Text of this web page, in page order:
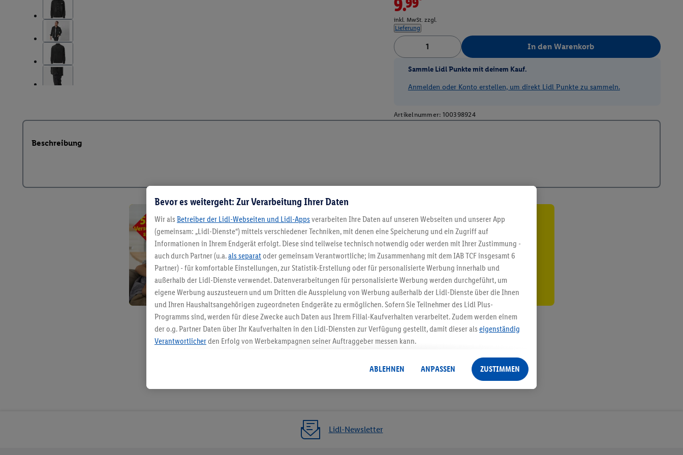
9.99*
inkl. MwSt. zzgl.
Lieferung
In den Warenkorb
Sammle Lidl Punkte mit deinem Kauf.
Anmelden oder Konto erstellen, um direkt Lidl Punkte zu sammeln.
Artikelnummer: 100398924
Beschreibung
5.95 € Versand sparen³²ᵃ
Jetzt zum Newsletter anmelden
Gutschein sichern!
Lidl-Newsletter
Bevor es weitergeht: Zur Verarbeitung Ihrer Daten
Wir als Betreiber der Lidl-Webseiten und Lidl-Apps verarbeiten Ihre Daten auf unseren Webseiten und unserer App
(gemeinsam: „Lidl-Dienste“) mittels verschiedener Techniken, mit denen eine Speicherung und ein Zugriff auf
Informationen in Ihrem Endgerät erfolgt. Diese sind teilweise technisch notwendig oder werden mit Ihrer Zustimmung -
auch durch Partner (u.a.als separat oder gemeinsam Verantwortliche; im Zusammenhang mit dem IAB TCF insgesamt 6
Partner) - für komfortable Einstellungen, zur Statistik-Erstellung oder für personalisierte Werbung innerhalb und
außerhalb der Lidl-Dienste verwendet. Datenverarbeitungen für personalisierte Werbung werden durchgeführt, um
eigene Werbung auszusteuern und um Dritten die Ausspielung von Werbung außerhalb der Lidl-Dienste über die Ihnen
und Ihren Haushaltsangehörigen zugeordneten Endgeräte zu ermöglichen. Sofern Sie Teilnehmer des Lidl Plus-
Programms sind, werden für diese Zwecke auch Daten aus Ihrem Filial-Kaufverhalten verarbeitet. Zudem werden einem
der o.g. Partner Daten über Ihr Kaufverhalten in den Lidl-Diensten zur Verfügung gestellt, damit dieser als eigenständig
Verantwortlicherden Erfolg von Werbekampagnen seiner Auftraggeber messen kann.
angereicherten Profilen. Dies umfasst die Zusammenführung von Daten (z.B. über Ihre Nutzung der Lidl-Dienste, Ihr
Kaufverhalten in den Lidl-Diensten, Informationen aus Ihrem Kundenkonto - z.B. Alter oder Geschlecht - sowie Ihre
genauen Standortdaten) auch über verschiedene Endgeräte und Lidl-Dienste hinweg einschließlich dem Speichern von
Erfolgsmessung der Werbung, zur Zielgruppenforschung, zur Entwicklung von Angeboten sowie zur technischen
Sicherung und Optimierung dieser Werbeausspielungen.
ABLEHNEN ANPASSEN ZUSTIMMEN